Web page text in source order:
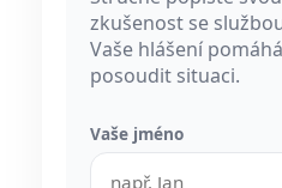
zkušenost se
Vaše hlášení
posoudit situaci.
Vaše jméno